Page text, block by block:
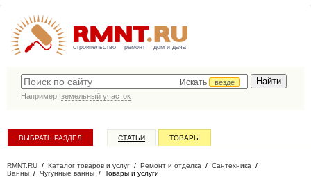
строительство ремонт дом и дача
Искать
везде
Например, земельный участок
ВЫБРАТЬ РАЗДЕЛ СТАТЬИ ТОВАРЫ
RMNT.RU / Каталог товаров и услуг / Ремонт и отделка / Сантехника /
Ванны / Чугунные ванны / Товары и услуги